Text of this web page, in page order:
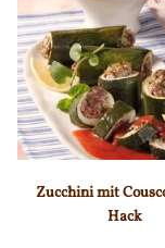
Zucchini mit
Hack